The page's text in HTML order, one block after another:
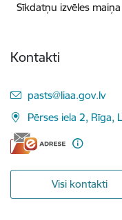
Sīkdatņu izvēles maiņa
Kontakti
E-pasts:
pasts@liaa.gov.lv
Pērses iela 2, Rīga,
Visi kontakti